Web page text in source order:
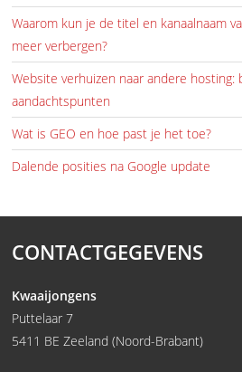
Waarom kun je de titel en kanaalnaam
meer verbergen?
Website verhuizen naar andere hosting:
aandachtspunten
Wat is GEO en hoe past je het toe?
Dalende posities na Google update
CONTACTGEGEVENS
Kwaaijongens
Puttelaar 7
5411 BE Zeeland (Noord-Brabant)